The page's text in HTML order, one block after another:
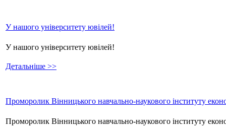
У нашого університету ювілей!
У нашого університету ювілей!
Детальніше >>
Проморолик Вінницького навчально-наукового інституту
Проморолик Вінницького навчально-наукового інституту